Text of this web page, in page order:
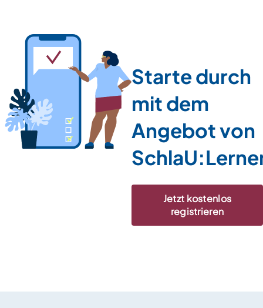
Starte durch
mit dem
Angebot von
Jetzt kostenlos
registrieren